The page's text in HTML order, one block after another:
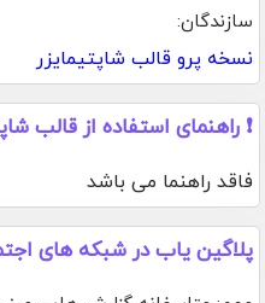
سازندگان:
نسخه پرو قالب شاپتیمایزر
❗ راهنمای استفاده از قالب
فاقد راهنما می باشد
پلاگین یاب در شبکه های